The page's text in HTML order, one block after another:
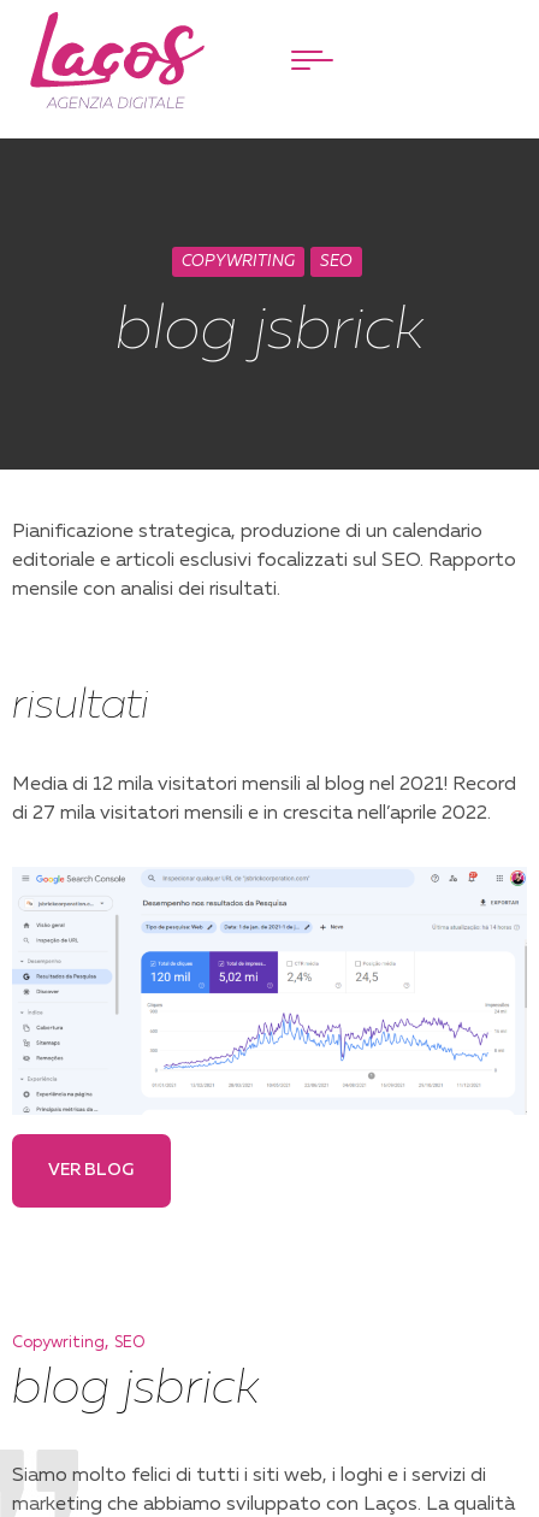
Menu
COPYWRITING SEO
blog jsbrick
Pianificazione strategica, produzione di un calendario
editoriale e articoli esclusivi focalizzati sul SEO. Rapporto
mensile con analisi dei risultati.
risultati
Media di 12 mila visitatori mensili al blog nel 2021! Record
di 27 mila visitatori mensili e in crescita nell’aprile 2022.
VER BLOG
Copywriting, SEO
blog jsbrick
Siamo molto felici di tutti i siti web, i loghi e i servizi di
marketing che abbiamo sviluppato con Laços. La qualità